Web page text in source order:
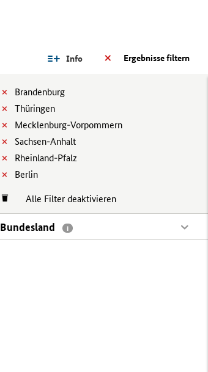
Ergebnisse filtern
Info
Brandenburg
Thüringen
Mecklenburg-Vorpommern
Sachsen-Anhalt
Rheinland-Pfalz
Berlin
Alle Filter deaktivieren
Bundesland i